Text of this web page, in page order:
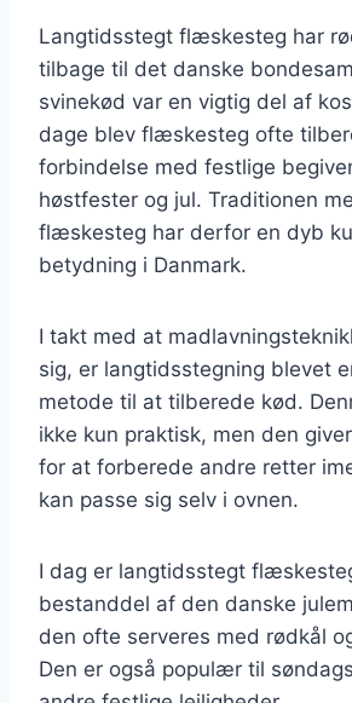
Langtidsstegt flæskesteg har
tilbage til det danske
svinekød var en vigtig del af
dage blev flæskesteg ofte
forbindelse med festlige
høstfester og jul. Traditionen
flæskesteg har derfor en dyb
betydning i Danmark.
I takt med at
sig, er langtidsstegning blevet
metode til at tilberede kød.
ikke kun praktisk, men den
for at forberede andre retter
kan passe sig selv i ovnen.
I dag er langtidsstegt
bestanddel af den danske
den ofte serveres med rødkål
Den er også populær til